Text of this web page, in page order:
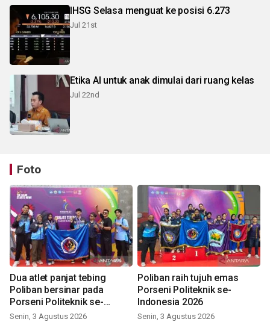
IHSG Selasa menguat ke posisi 6.273
Jul 21st
Etika AI untuk anak dimulai dari ruang kelas
Jul 22nd
Foto
Dua atlet panjat tebing
Poliban bersinar pada
Porseni Politeknik se-
Indonesia 2026
Senin, 3 Agustus 2026
Poliban raih tujuh emas
Porseni Politeknik se-
Indonesia 2026
Senin, 3 Agustus 2026